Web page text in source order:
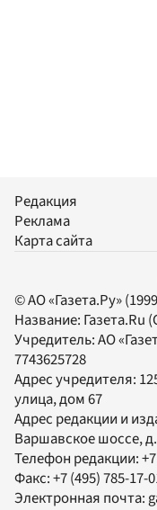
Редакция
Реклама
Карта сайта
© АО «Газета.Ру»
Название: Газета.Ru
Учредитель:АО
7743625728
Адрес учредителя:
улица, дом 67
Адрес редакции и
Варшавское шоссе,
Телефон редакции:
Факс:+7 (495) 785-17-
Электронная почта: